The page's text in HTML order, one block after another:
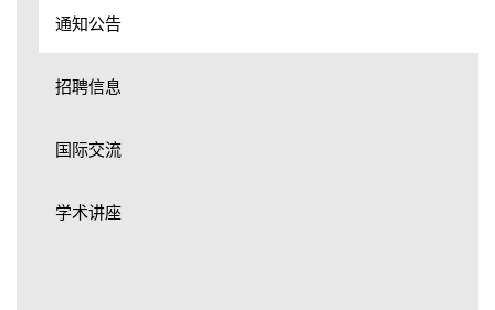
通知公告
招聘信息
国际交流
学术讲座